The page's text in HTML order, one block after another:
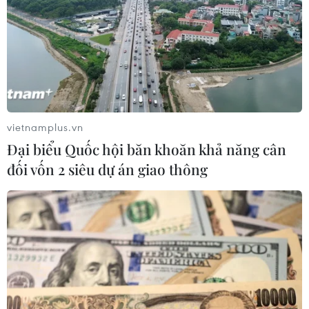
hành trình di chuyển, tạo điều kiện phát triển
kinh tế-xã hội cho các địa phương; giải quyết
nhu cầu vận tải hành khách và hàng hoá giữa
các khu vực phía Bắc Trung Bộ và phía Nam
Trung bộ, cũng như từ Bắc vào Nam; tạo điều
kiện thúc đẩy nhanh sự hình thành và phát
triển các khu công nghiệp, du lịch dọc tuyến.
vietnamplus.vn
Đại biểu Quốc hội băn khoăn khả năng cân
đối vốn 2 siêu dự án giao thông